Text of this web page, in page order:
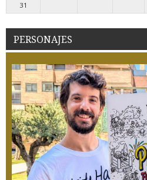
31
PERSONAJES